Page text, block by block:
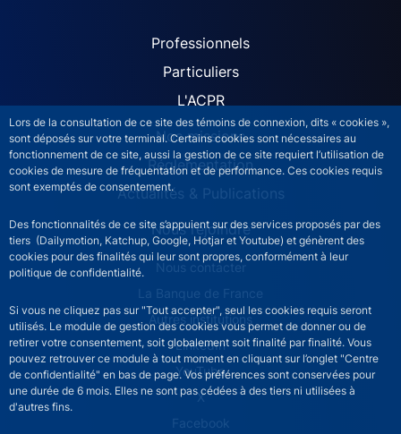
Lors de la consultation de ce site des témoins de connexion, dits « cookies »,
sont déposés sur votre terminal. Certains cookies sont nécessaires au
fonctionnement de ce site, aussi la gestion de ce site requiert l’utilisation de
cookies de mesure de fréquentation et de performance. Ces cookies requis
sont exemptés de consentement.
Des fonctionnalités de ce site s’appuient sur des services proposés par des
tiers (Dailymotion, Katchup, Google, Hotjar et Youtube) et génèrent des
cookies pour des finalités qui leur sont propres, conformément à leur
politique de confidentialité.
Si vous ne cliquez pas sur "Tout accepter", seul les cookies requis seront
utilisés. Le module de gestion des cookies vous permet de donner ou de
retirer votre consentement, soit globalement soit finalité par finalité. Vous
pouvez retrouver ce module à tout moment en cliquant sur l’onglet "Centre
de confidentialité" en bas de page. Vos préférences sont conservées pour
une durée de 6 mois. Elles ne sont pas cédées à des tiers ni utilisées à
d'autres fins.
ACPR site navigation
Professionnels
Particuliers
L'ACPR
Nos missions
Réglementation
Actualités & Publications
Nous rejoindre
ACPR footer secondary menu (French)
Nous contacter
La Banque de France
Autres institutions
LinkedIn
YouTube
X
Facebook